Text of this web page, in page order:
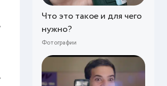
Что это такое и для чего
нужно?
Фотографии